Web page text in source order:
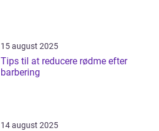
15 august 2025
Tips til at reducere rødme efter
barbering
14 august 2025